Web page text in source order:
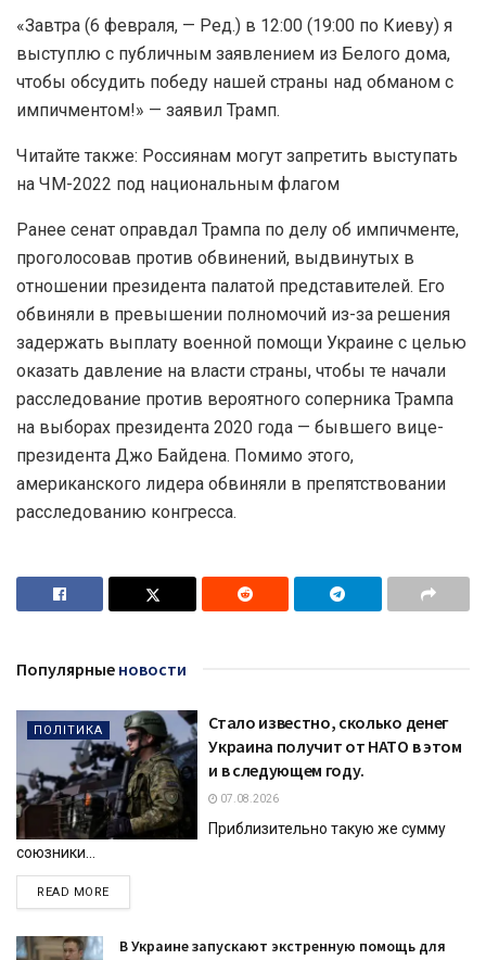
«Завтра (6 февраля, — Ред.) в 12:00 (19:00 по Киеву) я
выступлю с публичным заявлением из Белого дома,
чтобы обсудить победу нашей страны над обманом с
импичментом!» — заявил Трамп.
Читайте также: Россиянам могут запретить выступать
на ЧМ-2022 под национальным флагом
Ранее сенат оправдал Трампа по делу об импичменте,
проголосовав против обвинений, выдвинутых в
отношении президента палатой представителей. Его
обвиняли в превышении полномочий из-за решения
задержать выплату военной помощи Украине с целью
оказать давление на власти страны, чтобы те начали
расследование против вероятного соперника Трампа
на выборах президента 2020 года — бывшего вице-
президента Джо Байдена. Помимо этого,
американского лидера обвиняли в препятствовании
расследованию конгресса.
Популярные новости
ПОЛІТИКА
Стало известно, сколько денег
Украина получит от НАТО в этом
и в следующем году.
07.08.2026
Приблизительно такую же сумму
союзники...
READ MOREDETAILS
В Украине запускают экстренную помощь для